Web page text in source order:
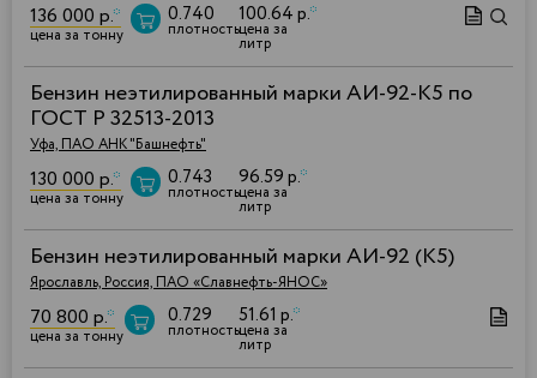
136 000 р.*
цена за тонну
0.740
плотность
100.64 р.*
цена за
литр
Бензин неэтилированный марки АИ-92-К5 по
ГОСТ Р 32513-2013
Уфа, ПАО АНК "Башнефть"
130 000 р.*
цена за тонну
0.743
плотность
96.59 р.*
цена за
литр
Бензин неэтилированный марки АИ-92 (К5)
Ярославль, Россия, ПАО «Славнефть-ЯНОС»
70 800 р.*
цена за тонну
0.729
плотность
51.61 р.*
цена за
литр